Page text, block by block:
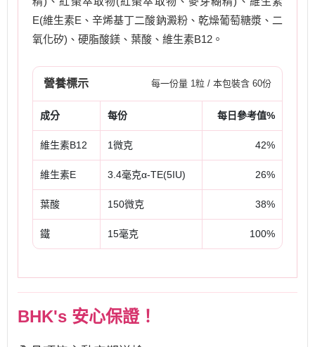
E(維生素E、辛烯基丁二酸鈉澱粉、乾燥葡萄糖漿、二
氧化矽)、硬脂酸鎂、葉酸、維生素B12。
營養標示 每一份量 1粒 / 本包裝含 60份
成分 每份 每日參考值%
維生素B12 1微克 42%
維生素E 3.4毫克α-TE(5IU) 26%
葉酸 150微克 38%
鐵 15毫克 100%
BHK's 安心保證！